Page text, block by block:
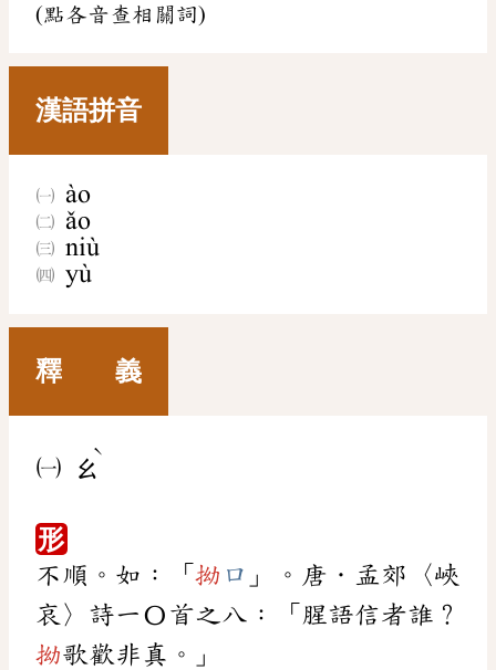
(點各音查相關詞)
漢語拼音
ào
ǎo
niù
yù
釋 義
㈠ ㄠ
ˋ
形
不順。如：「 拗 口 」。唐．孟郊〈峽
哀〉詩一〇首之八：「腥語信者誰？
拗歌歡非真。」